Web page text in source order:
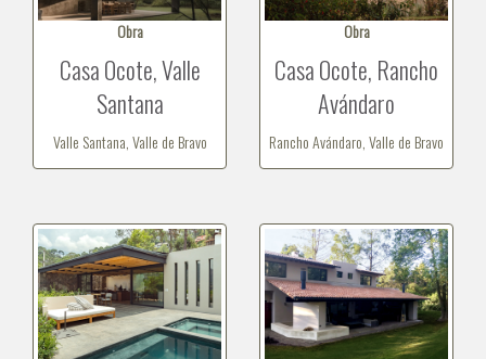
Obra
Casa Ocote, Valle
Santana
Valle Santana, Valle de Bravo
Obra
Casa Ocote, Rancho
Avándaro
Rancho Avándaro, Valle de Bravo